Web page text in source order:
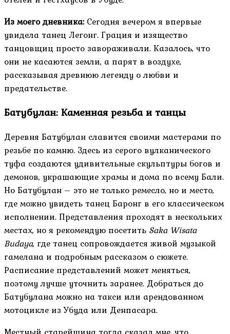
Из моего дневника: Сегодня вечером я впервые
увидела танец Легонг. Грация и изящество
танцовщиц просто завораживали. Казалось, что
они не касаются земли, а парят в воздухе,
рассказывая древнюю легенду о любви и
предательстве.
Батубулан: Каменная резьба и танцы
Деревня Батубулан славится своими мастерами по
резьбе по камню. Здесь из серого вулканического
туфа создаются удивительные скульптуры богов и
демонов, украшающие храмы и дома по всему Бали.
Но Батубулан – это не только ремесло, но и место,
где можно увидеть танец Баронг в его классическом
исполнении. Представления проходят в нескольких
местах, но я рекомендую посетить Saka Wisata
Budaya, где танец сопровождается живой музыкой
гамелана и подробным рассказом о сюжете.
Расписание представлений может меняться,
поэтому лучше уточнить заранее. Добраться до
Батубулана можно на такси или арендованном
мотоцикле из Убуда или Денпасара.